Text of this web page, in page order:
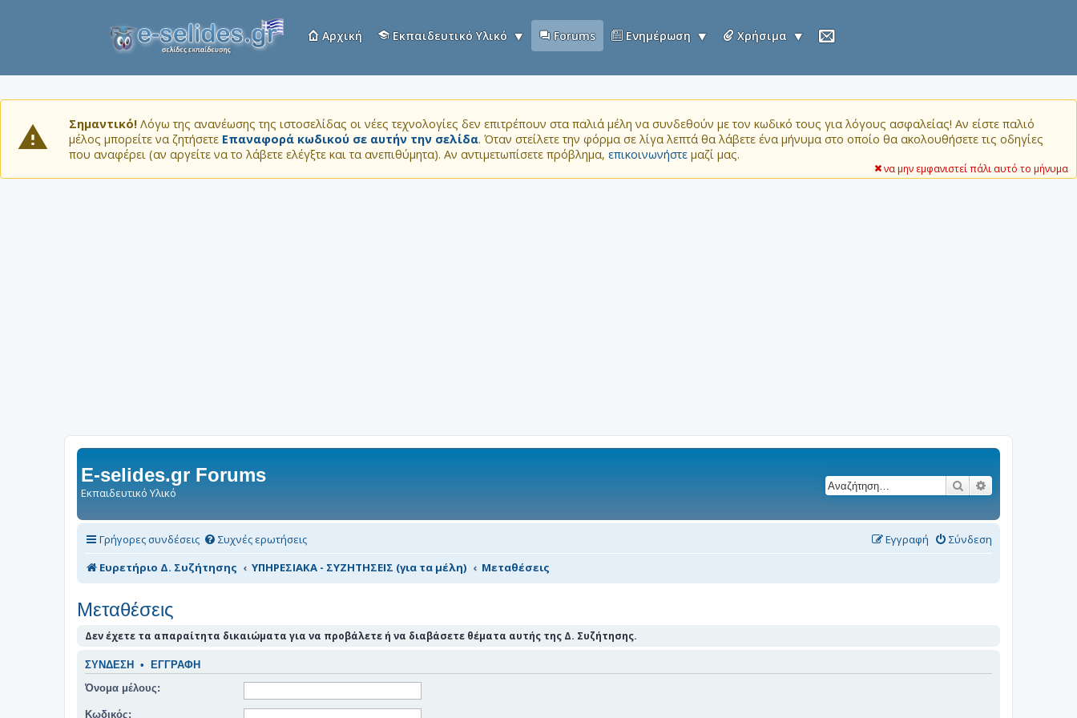
Αρχική Εκπαιδευτικό Υλικό Forums Ενημέρωση Χρήσιμα
Σημαντικό! Λόγω της ανανέωσης της ιστοσελίδας οι νέες τεχνολογίες δεν επιτρέπουν στα παλιά μέλη να συνδεθούν με τον κωδικό τους για λόγους ασφαλείας! Αν είστε παλιό
μέλος μπορείτε να ζητήσετε Επαναφορά κωδικού σε αυτήν την σελίδα. Όταν στείλετε την φόρμα σε λίγα λεπτά θα λάβετε ένα μήνυμα στο οποίο θα ακολουθήσετε τις οδηγίες
που αναφέρει (αν αργείτε να το λάβετε ελέγξτε και τα ανεπιθύμητα). Αν αντιμετωπίσετε πρόβλημα, επικοινωνήστε μαζί μας.
να μην εμφανιστεί πάλι αυτό το μήνυμα
E-selides.gr Forums
Εκπαιδευτικό Υλικό
Αναζήτηση
Γρήγορες συνδέσεις Συχνές ερωτήσεις Σύνδεση
Εγγραφή
Ευρετήριο Δ. Συζήτησης
ΥΠΗΡΕΣΙΑΚΑ - ΣΥΖΗΤΗΣΕΙΣ (για τα μέλη) Μεταθέσεις
Μεταθέσεις
Δεν έχετε τα απαραίτητα δικαιώματα για να προβάλετε ή να διαβάσετε θέματα αυτής της Δ. Συζήτησης.
ΣΎΝΔΕΣΗ • ΕΓΓΡΑΦΉ
Όνομα μέλους:
Κωδικός: